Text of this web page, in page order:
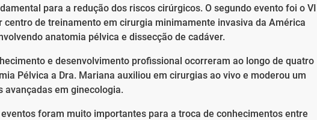
para a redução dos riscos cirúrgicos. O segundo evento foi o VI
centro de treinamento em cirurgia minimamente invasiva da América
anatomia pélvica e dissecção de cadáver.
e desenvolvimento profissional ocorreram ao longo de quatro
Pélvica a Dra. Mariana auxiliou em cirurgias ao vivo e moderou um
avançadas em ginecologia.
eventos foram muito importantes para a troca de conhecimentos entre